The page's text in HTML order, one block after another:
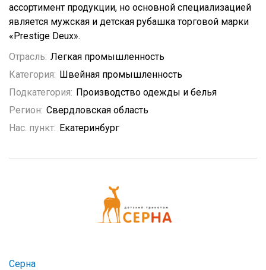
ассортимент продукции, но основной специализацией
является мужская и детская рубашка торговой марки
«Prestige Deux».
Отрасль: Легкая промышленность
Категория: Швейная промышленность
Подкатегория: Производство одежды и белья
Регион: Свердловская область
Нас. пункт: Екатеринбург
Серна